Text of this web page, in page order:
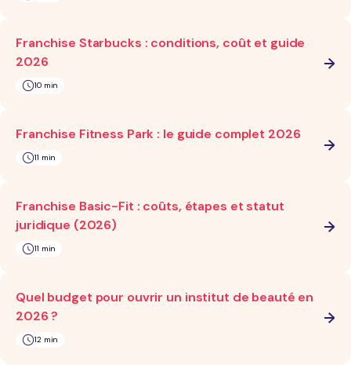
Franchise Starbucks : conditions, coût et guide
2026
10 min
Franchise Fitness Park : le guide complet 2026
11 min
Franchise Basic-Fit : coûts, étapes et statut
juridique (2026)
11 min
Quel budget pour ouvrir un institut de beauté en
2026 ?
12 min